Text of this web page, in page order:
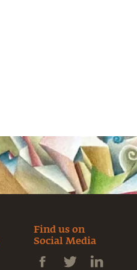
Find us on
Social Media